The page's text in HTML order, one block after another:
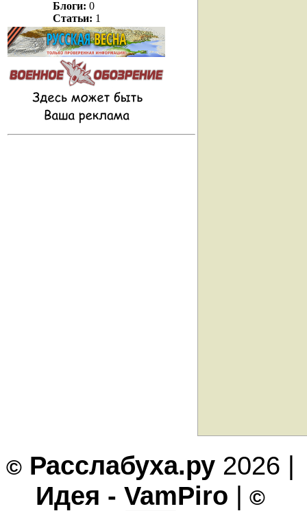
Блоги: 0
Статьи: 1
© Расслабуха.ру 2026 |
Идея - VamPiro | ©